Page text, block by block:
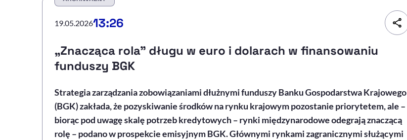
19.05.202613:26
„Znacząca rola" długu w euro i dolarach w finansowaniu
funduszy BGK
Strategia zarządzania zobowiązaniami dłużnymi funduszy Banku Gospodarstwa Krajowego
(BGK) zakłada, że pozyskiwanie środków na rynku krajowym pozostanie priorytetem, ale –
biorąc pod uwagę skalę potrzeb kredytowych – rynki międzynarodowe odegrają znaczącą
rolę – podano w prospekcie emisyjnym BGK. Głównymi rynkami zagranicznymi służącymi